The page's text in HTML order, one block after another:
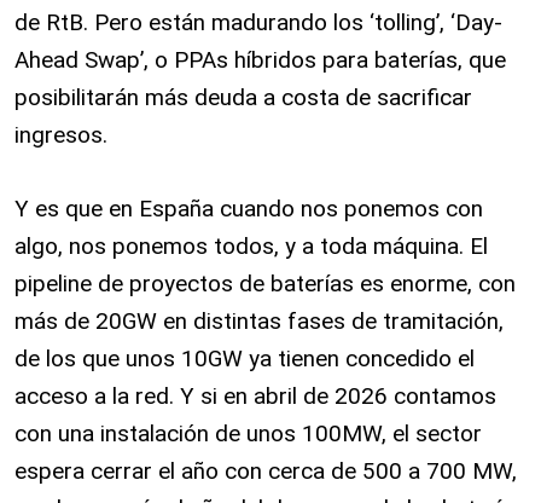
de RtB. Pero están madurando los ‘tolling’, ‘Day-
Ahead Swap’, o PPAs híbridos para baterías, que
posibilitarán más deuda a costa de sacrificar
ingresos.
Y es que en España cuando nos ponemos con
algo, nos ponemos todos, y a toda máquina. El
pipeline de proyectos de baterías es enorme, con
más de 20GW en distintas fases de tramitación,
de los que unos 10GW ya tienen concedido el
acceso a la red. Y si en abril de 2026 contamos
con una instalación de unos 100MW, el sector
espera cerrar el año con cerca de 500 a 700 MW,